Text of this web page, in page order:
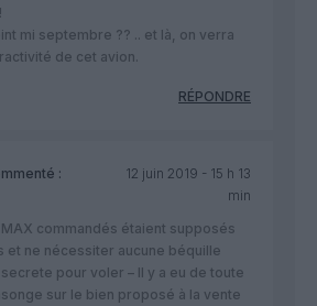
mi septembre ?? .. et là, on verra
de cet avion.
RÉPONDRE
:
12 juin 2019 - 15 h 13
min
commandés étaient supposés
et ne nécessiter aucune béquille
pour voler – Il y a eu de toute
sur le bien proposé à la vente